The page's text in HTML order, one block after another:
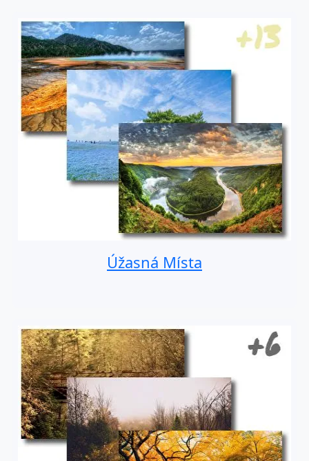
Úžasná Místa